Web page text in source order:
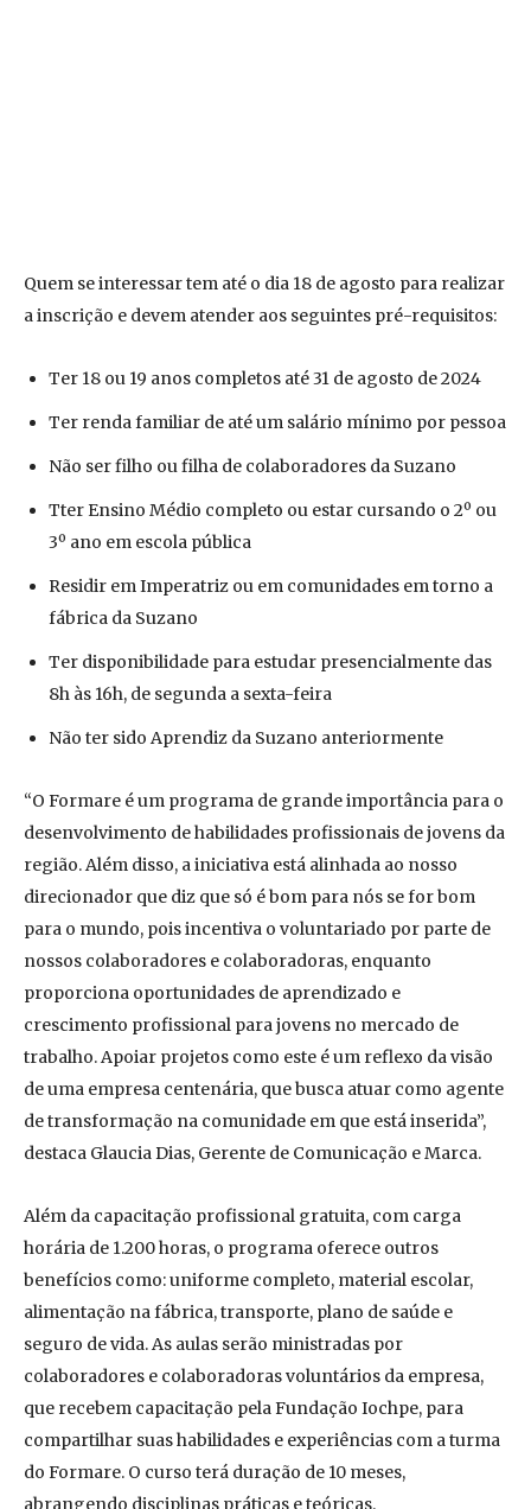
Quem se interessar tem até o dia 18 de agosto para realizar
a inscrição e devem atender aos seguintes pré-requisitos:
Ter 18 ou 19 anos completos até 31 de agosto de 2024
Ter renda familiar de até um salário mínimo por pessoa
Não ser filho ou filha de colaboradores da Suzano
Tter Ensino Médio completo ou estar cursando o 2º ou
3º ano em escola pública
Residir em Imperatriz ou em comunidades em torno a
fábrica da Suzano
Ter disponibilidade para estudar presencialmente das
8h às 16h, de segunda a sexta-feira
Não ter sido Aprendiz da Suzano anteriormente
“O Formare é um programa de grande importância para o
desenvolvimento de habilidades profissionais de jovens da
região. Além disso, a iniciativa está alinhada ao nosso
direcionador que diz que só é bom para nós se for bom
para o mundo, pois incentiva o voluntariado por parte de
nossos colaboradores e colaboradoras, enquanto
proporciona oportunidades de aprendizado e
crescimento profissional para jovens no mercado de
trabalho. Apoiar projetos como este é um reflexo da visão
de uma empresa centenária, que busca atuar como agente
de transformação na comunidade em que está inserida”,
destaca Glaucia Dias, Gerente de Comunicação e Marca.
Além da capacitação profissional gratuita, com carga
horária de 1.200 horas, o programa oferece outros
benefícios como: uniforme completo, material escolar,
alimentação na fábrica, transporte, plano de saúde e
seguro de vida. As aulas serão ministradas por
colaboradores e colaboradoras voluntários da empresa,
que recebem capacitação pela Fundação Iochpe, para
compartilhar suas habilidades e experiências com a turma
do Formare. O curso terá duração de 10 meses,
abrangendo disciplinas práticas e teóricas.